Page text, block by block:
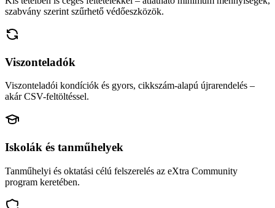
szabvány szerint szűrhető védőeszközök.
Viszonteladók
Viszonteladói kondíciók és gyors, cikkszám-alapú újrarendelés –
akár CSV-feltöltéssel.
Iskolák és tanműhelyek
Tanműhelyi és oktatási célú felszerelés az eXtra Community
program keretében.